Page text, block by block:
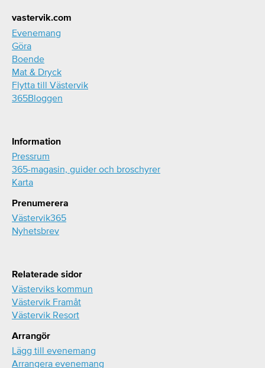
Footer
vastervik.com
Evenemang
Göra
Boende
Mat & Dryck
Flytta till Västervik
365Bloggen
Information
Pressrum
365-magasin, guider och broschyrer
Karta
Prenumerera
Västervik365
Nyhetsbrev
Relaterade sidor
Västerviks kommun
Västervik Framåt
Västervik Resort
Arrangör
Lägg till evenemang
Arrangera evenemang